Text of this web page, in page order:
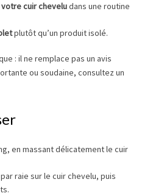
cuir cheveludans une routine
plutôt qu’un produit isolé.
: il ne remplace pas un avis
ou soudaine, consultez un
en massant délicatement le cuir
raie sur le cuir chevelu, puis